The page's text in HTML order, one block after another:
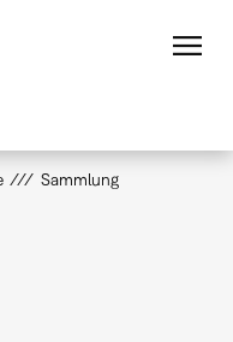
Sammlung